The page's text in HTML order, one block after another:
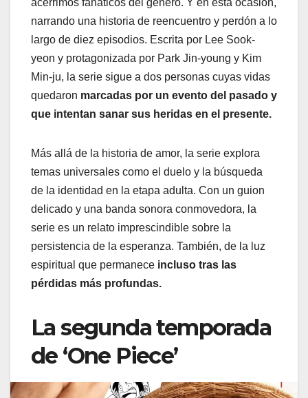
acérrimos fanáticos del género. Y en esta ocasión,
narrando una historia de reencuentro y perdón a lo
largo de diez episodios. Escrita por Lee Sook-
yeon y protagonizada por Park Jin-young y Kim
Min-ju, la serie sigue a dos personas cuyas vidas
quedaron marcadas por un evento del pasado y
que intentan sanar sus heridas en el presente.
Más allá de la historia de amor, la serie explora
temas universales como el duelo y la búsqueda
de la identidad en la etapa adulta. Con un guion
delicado y una banda sonora conmovedora, la
serie es un relato imprescindible sobre la
persistencia de la esperanza. También, de la luz
espiritual que permanece incluso tras las
pérdidas más profundas.
La segunda temporada
de ‘One Piece’